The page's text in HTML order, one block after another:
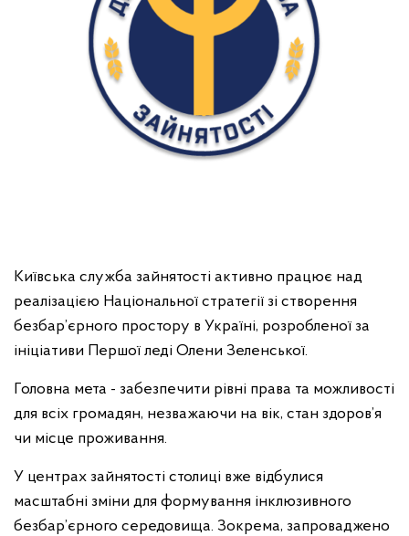
Київська служба зайнятості активно працює над
реалізацією Національної стратегії зі створення
безбар’єрного простору в Україні, розробленої за
ініціативи Першої леді Олени Зеленської.
Головна мета - забезпечити рівні права та можливості
для всіх громадян, незважаючи на вік, стан здоров’я
чи місце проживання.
У центрах зайнятості столиці вже відбулися
масштабні зміни для формування інклюзивного
безбар’єрного середовища. Зокрема, запроваджено